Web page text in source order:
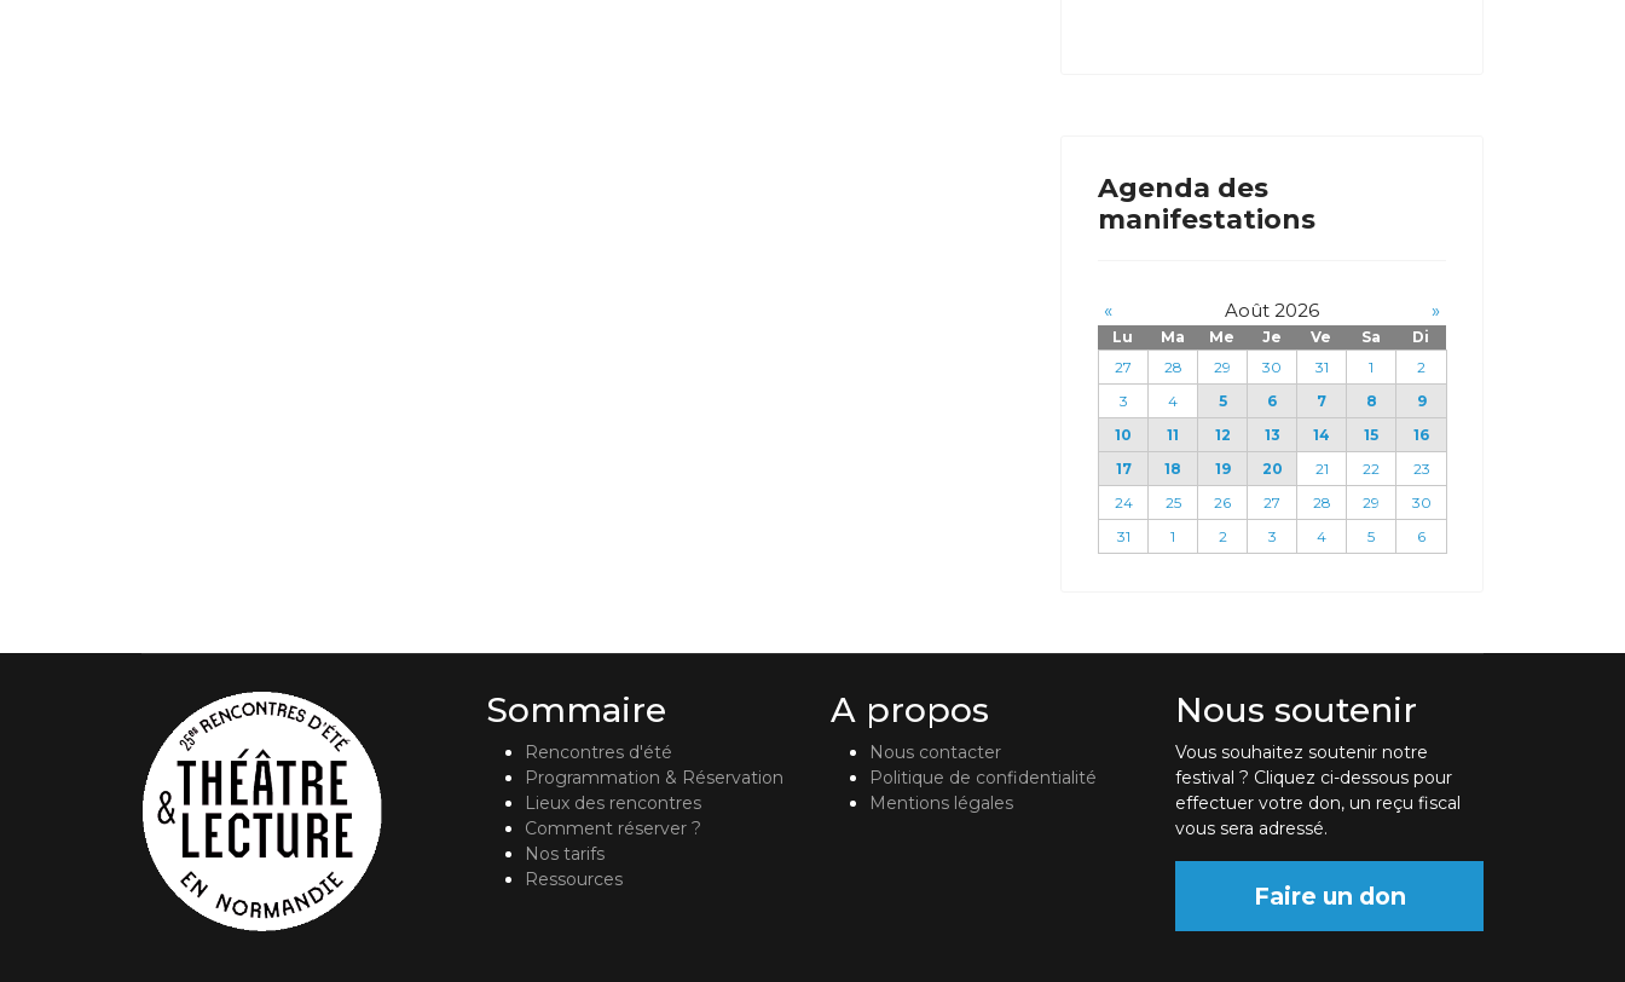
Agenda des
manifestations
« Août 2026 »
Lu Ma Me Je Ve Sa
Di
27
28 29 30 31 1
2
3
4 5 6 7 8
9
10
11 12 13 14 15
16
17
18 19 20 21 22
23
24
25 26 27 28 29
30
31
1 2 3 4 5 6
Sommaire
Rencontres d'été
Programmation & Réservation
Lieux des rencontres
Comment réserver ?
Nos tarifs
Ressources
A propos
Nous contacter
Politique de confidentialité
Mentions légales
Nous soutenir
Vous souhaitez soutenir notre
festival ? Cliquez ci-dessous pour
effectuer votre don, un reçu fiscal
vous sera adressé.
Faire un don